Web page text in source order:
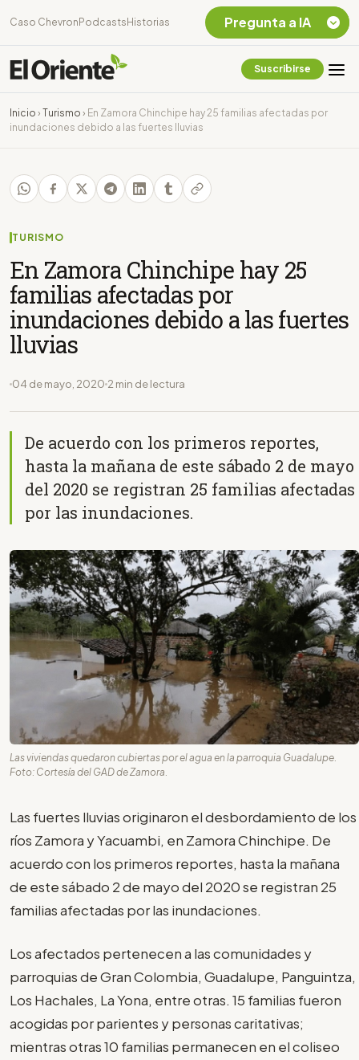
Caso Chevron Podcasts Historias
Suscribirse
Inicio › Turismo › En Zamora Chinchipe hay 25 familias afectadas por
inundaciones debido a las fuertes lluvias
TURISMO
En Zamora Chinchipe hay 25
familias afectadas por
inundaciones debido a las fuertes
lluvias
04 de mayo, 2020 2 min de lectura
De acuerdo con los primeros reportes,
hasta la mañana de este sábado 2 de mayo
del 2020 se registran 25 familias afectadas
por las inundaciones.
Las viviendas quedaron cubiertas por el agua en la parroquia Guadalupe.
Foto: Cortesía del GAD de Zamora.
Las fuertes lluvias originaron el desbordamiento de los
ríos Zamora y Yacuambi, en Zamora Chinchipe. De
acuerdo con los primeros reportes, hasta la mañana
de este sábado 2 de mayo del 2020 se registran 25
familias afectadas por las inundaciones.
Los afectados pertenecen a las comunidades y
parroquias de Gran Colombia, Guadalupe, Panguintza,
Los Hachales, La Yona, entre otras. 15 familias fueron
acogidas por parientes y personas caritativas;
mientras otras 10 familias permanecen en el coliseo
Pregunta a IA
Chevron Ecuador